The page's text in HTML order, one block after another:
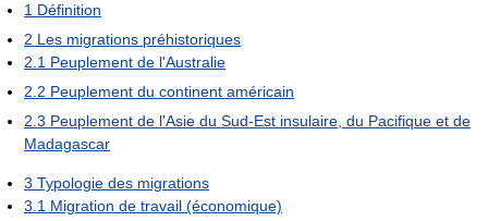
1 Définition
2 Les migrations préhistoriques
2.1 Peuplement de l'Australie
2.2 Peuplement du continent américain
2.3 Peuplement de l'Asie du Sud-Est insulaire, du Pacifique et de
Madagascar
3 Typologie des migrations
3.1 Migration de travail (économique)